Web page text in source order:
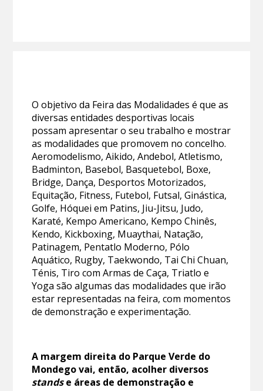
O objetivo da Feira das Modalidades é que as
diversas entidades desportivas locais
possam apresentar o seu trabalho e mostrar
as modalidades que promovem no concelho.
Aeromodelismo, Aikido, Andebol, Atletismo,
Badminton, Basebol, Basquetebol, Boxe,
Bridge, Dança, Desportos Motorizados,
Equitação, Fitness, Futebol, Futsal, Ginástica,
Golfe, Hóquei em Patins, Jiu-Jitsu, Judo,
Karaté, Kempo Americano, Kempo Chinês,
Kendo, Kickboxing, Muaythai, Natação,
Patinagem, Pentatlo Moderno, Pólo
Aquático, Rugby, Taekwondo, Tai Chi Chuan,
Ténis, Tiro com Armas de Caça, Triatlo e
Yoga são algumas das modalidades que irão
estar representadas na feira, com momentos
de demonstração e experimentação.
A margem direita do Parque Verde do
Mondego vai, então, acolher diversos
standse áreas de demonstração e